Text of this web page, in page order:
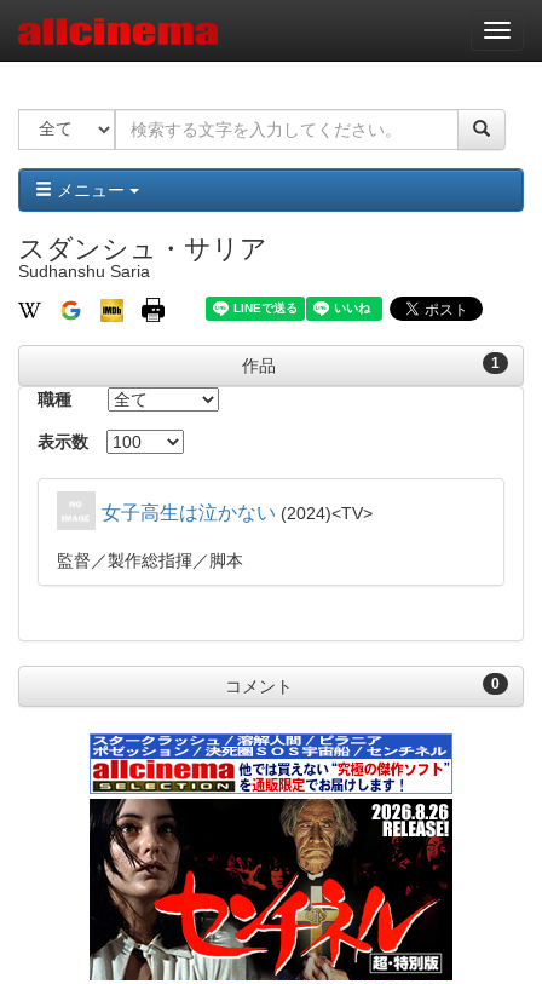
ナ
ビ
ー
ョ
ン
メニュー
スダンシュ・サリア
Sudhanshu Saria
1
作品
職種
表示数
女子高生は泣かない 2024 TV
監督 製作総指揮 脚本
0
コメント